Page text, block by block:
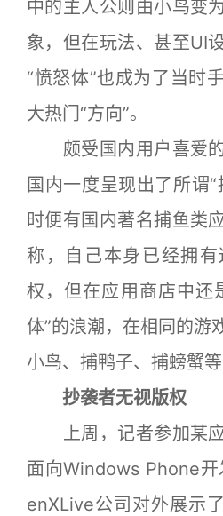
中的主人公则由小鸟变
象，但在玩法、甚至UI
“愤怒体”也成为了当时
大热门“方向”。
颇受国内用户喜爱的
国内一度呈现出了所谓
时便有国内著名捕鱼类
称，自己本身已经拥
权，但在应用商店中还
体”的浪潮，在相同的游
小鸟、捕鸭子、捕螃蟹等
抄袭者无视版权
上周，记者参加某应
面向Windows Phone
enXLive公司对外展示